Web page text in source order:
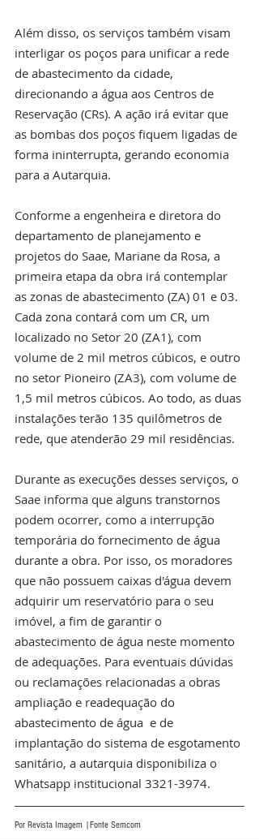
Além disso, os serviços também visam
interligar os poços para unificar a rede
de abastecimento da cidade,
direcionando a água aos Centros de
Reservação (CRs). A ação irá evitar que
as bombas dos poços fiquem ligadas de
forma ininterrupta, gerando economia
para a Autarquia.
Conforme a engenheira e diretora do
departamento de planejamento e
projetos do Saae, Mariane da Rosa, a
primeira etapa da obra irá contemplar
as zonas de abastecimento (ZA) 01 e 03.
Cada zona contará com um CR, um
localizado no Setor 20 (ZA1), com
volume de 2 mil metros cúbicos, e outro
no setor Pioneiro (ZA3), com volume de
1,5 mil metros cúbicos. Ao todo, as duas
instalações terão 135 quilômetros de
rede, que atenderão 29 mil residências.
Durante as execuções desses serviços, o
Saae informa que alguns transtornos
podem ocorrer, como a interrupção
temporária do fornecimento de água
durante a obra. Por isso, os moradores
que não possuem caixas d'água devem
adquirir um reservatório para o seu
imóvel, a fim de garantir o
abastecimento de água neste momento
de adequações. Para eventuais dúvidas
ou reclamações relacionadas a obras
ampliação e readequação do
abastecimento de água  e de
implantação do sistema de esgotamento
sanitário, a autarquia disponibiliza o
Whatsapp institucional 3321-3974.
Por Revista Imagem |Fonte Semcom